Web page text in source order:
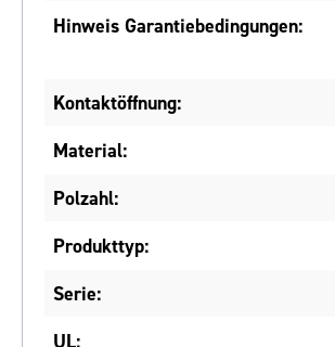
Hinweis Garantiebedingungen:
Kontaktöffnung:
Material:
Polzahl:
Produkttyp:
Serie:
UL: